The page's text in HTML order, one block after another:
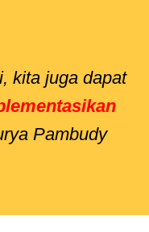
kita juga dapat
Pambudy